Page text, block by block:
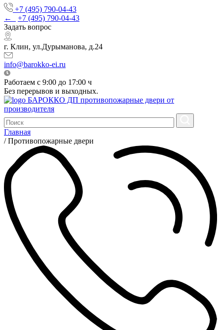
+7 (495) 790-04-43
←
+7 (495) 790-04-43
Задать вопрос
г. Клин, ул.Дурыманова, д.24
info@barokko-ei.ru
Работаем с 9:00 до 17:00 ч
Без перерывов и выходных.
БАРОККО ДП противопожарные двери от
производителя
Главная
/ Противопожарные двери